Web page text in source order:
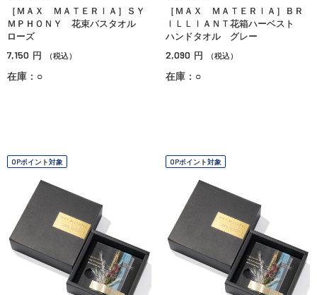
［ＭＡＸ ＭＡＴＥＲＩＡ］ＳＹ
ＭＰＨＯＮＹ 花束バスタオル
ローズ
7,150 円 （税込）
在庫：○
［ＭＡＸ ＭＡＴＥＲＩＡ］ＢＲ
ＩＬＬＩＡＮＴ花箱ハーベスト
ハンドタオル グレー
2,090 円 （税込）
在庫：○
OPポイント対象 OPポイント対象